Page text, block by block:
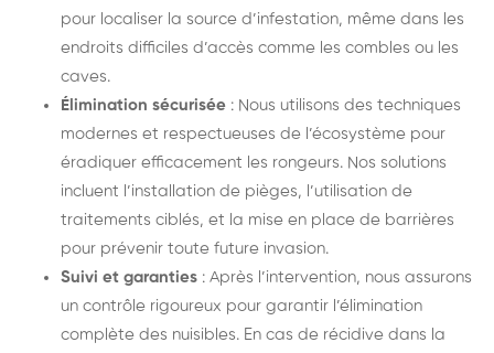
pour localiser la source d’infestation, même dans les
endroits difficiles d’accès comme les combles ou les
caves.
Élimination sécurisée : Nous utilisons des techniques
modernes et respectueuses de l’écosystème pour
éradiquer efficacement les rongeurs. Nos solutions
incluent l’installation de pièges, l’utilisation de
traitements ciblés, et la mise en place de barrières
pour prévenir toute future invasion.
Suivi et garanties : Après l’intervention, nous assurons
un contrôle rigoureux pour garantir l’élimination
complète des nuisibles. En cas de récidive dans la